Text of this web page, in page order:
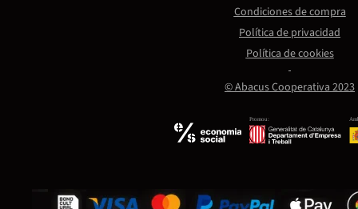
Promou:
© Abacus Cooperativa 2023
Condiciones de compra
Política de privacidad
Política de cookies